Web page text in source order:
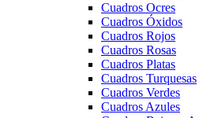
Cuadros Ocres
Cuadros Óxidos
Cuadros Rojos
Cuadros Rosas
Cuadros Platas
Cuadros Turquesas
Cuadros Verdes
Cuadros Azules